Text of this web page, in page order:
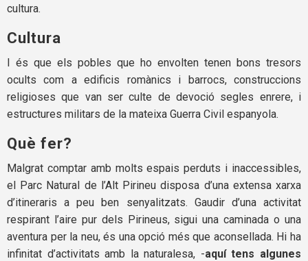
cultura.
Cultura
I és que els pobles que ho envolten tenen bons tresors
ocults com a edificis romànics i barrocs, construccions
religioses que van ser culte de devoció segles enrere, i
estructures militars de la mateixa Guerra Civil espanyola.
Què fer?
Malgrat comptar amb molts espais perduts i inaccessibles,
el Parc Natural de l’Alt Pirineu disposa d’una extensa xarxa
d’itineraris a peu ben senyalitzats. Gaudir d’una activitat
respirant l’aire pur dels Pirineus, sigui una caminada o una
aventura per la neu, és una opció més que aconsellada. Hi ha
infinitat d’activitats amb la naturalesa, -aquí tens algunes